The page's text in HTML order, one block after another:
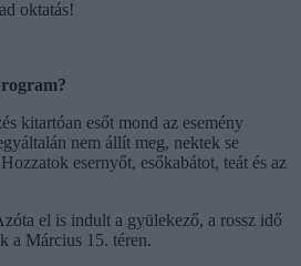
oktatás!
kitartóan esőt mond az esemény
nem állít meg, nektek se
esernyőt, esőkabátot, teát és az
el is indult a gyülekező, a rossz idő
a Március 15. téren.